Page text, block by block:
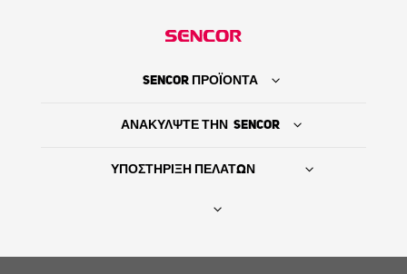
SENCOR ΠΡΟΪΟΝΤΑ
ΑΝΑΚΥΛΨΤΕ ΤΗΝ SENCOR
ΥΠΟΣΤΗΡΙΞΗ ΠΕΛΑΤΩΝ